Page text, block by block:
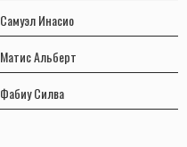
Самуэл Инасио
Матис Альберт
Фабиу Силва